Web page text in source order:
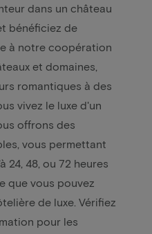
dans un château
bénéficiez de
à notre coopération
et domaines,
romantiques à des
vivez le luxe d'un
offrons des
vous permettant
24, 48, ou 72 heures
que vous pouvez
de luxe. Vérifiez
pour les